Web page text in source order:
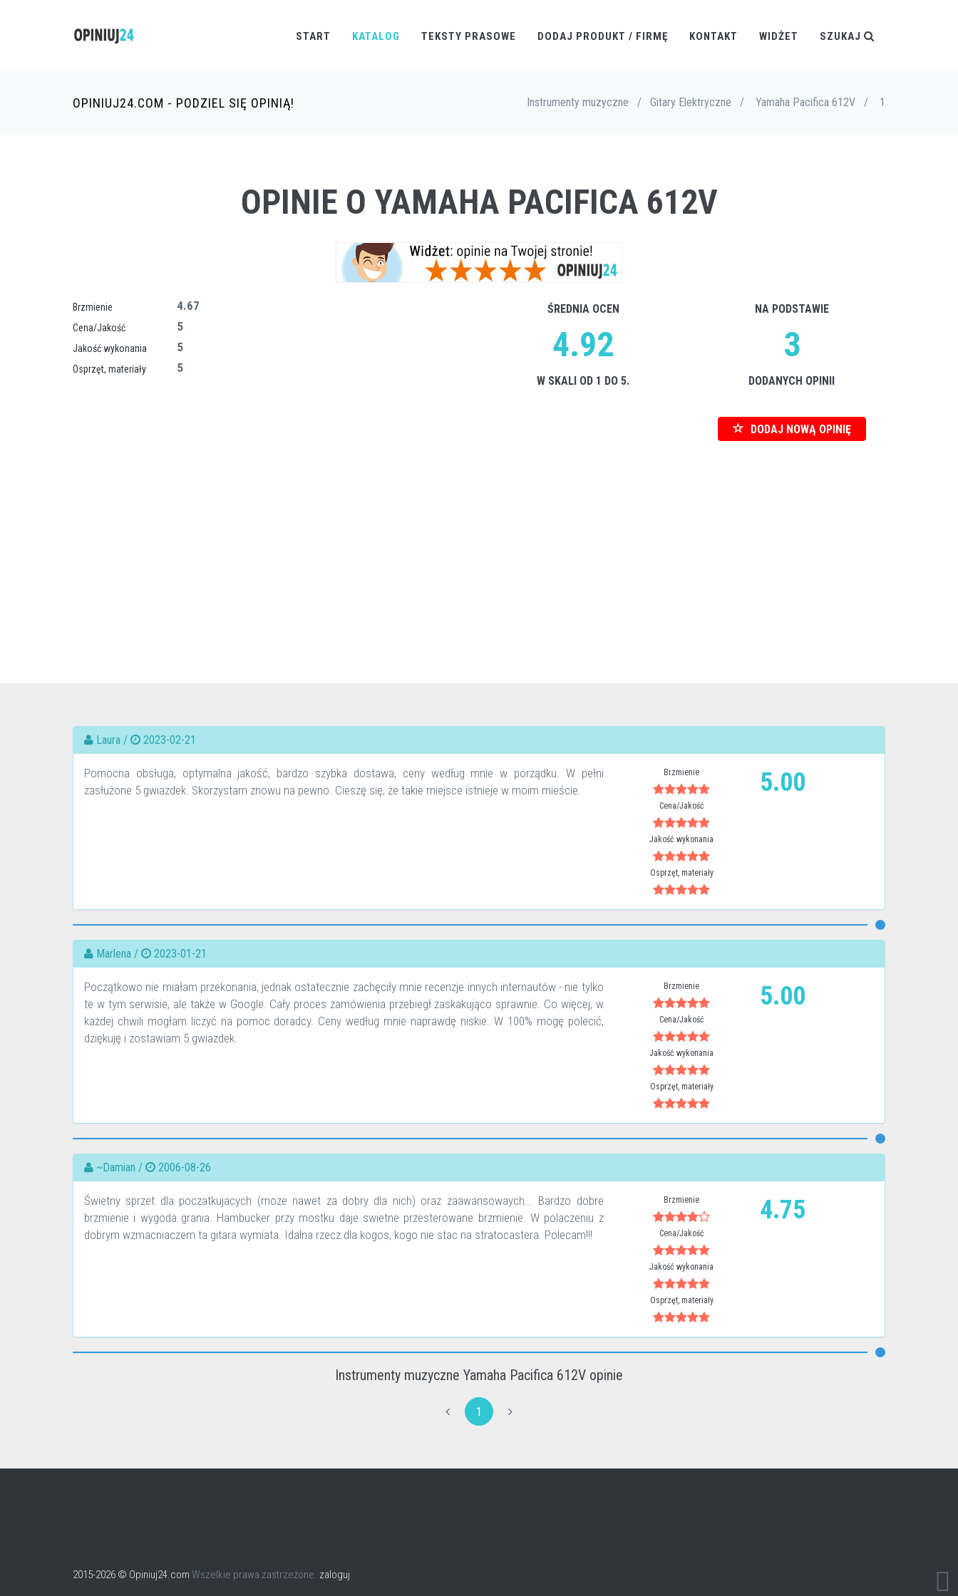
START KATALOG TEKSTY PRASOWE DODAJ PRODUKT / FIRMĘ KONTAKT WIDŻET SZUKAJ
OPINIUJ24.COM - PODZIEL SIĘ OPINIĄ! Instrumenty muzyczne / Gitary Elektryczne / Yamaha Pacifica 612V / 1
OPINIE O YAMAHA PACIFICA 612V
Brzmienie 4.67
Cena/Jakość 5
Jakość wykonania 5
Osprzęt, materiały 5
ŚREDNIA OCEN
4.92
W SKALI OD 1 DO 5.
NA PODSTAWIE
3
DODANYCH OPINII
DODAJ NOWĄ OPINIĘ
Laura / 2023-02-21
Pomocna obsługa, optymalna jakość, bardzo szybka dostawa, ceny według mnie w porządku. W pełni
zasłużone 5 gwiazdek. Skorzystam znowu na pewno. Cieszę się, że takie miejsce istnieje w moim mieście.
Brzmienie
Cena/Jakość
Jakość wykonania
Osprzęt, materiały
5.00
Marlena / 2023-01-21
Początkowo nie miałam przekonania, jednak ostatecznie zachęciły mnie recenzje innych internautów - nie tylko
te w tym serwisie, ale także w Google. Cały proces zamówienia przebiegł zaskakująco sprawnie. Co więcej, w
każdej chwili mogłam liczyć na pomoc doradcy. Ceny według mnie naprawdę niskie. W 100% mogę polecić,
dziękuję i zostawiam 5 gwiazdek.
Brzmienie
Cena/Jakość
Jakość wykonania
Osprzęt, materiały
5.00
~Damian / 2006-08-26
Świetny sprzet dla poczatkujacych (moze nawet za dobry dla nich) oraz zaawansowaych... Bardzo dobre
brzmienie i wygoda grania. Hambucker przy mostku daje swietne przesterowane brzmienie. W polaczeniu z
dobrym wzmacniaczem ta gitara wymiata. Idalna rzecz dla kogos, kogo nie stac na stratocastera. Polecam!!!
Brzmienie
Cena/Jakość
Jakość wykonania
Osprzęt, materiały
4.75
Instrumenty muzyczne Yamaha Pacifica 612V opinie
1
2015-2026 © Opiniuj24.com Wszelkie prawa zastrzeżone. zaloguj